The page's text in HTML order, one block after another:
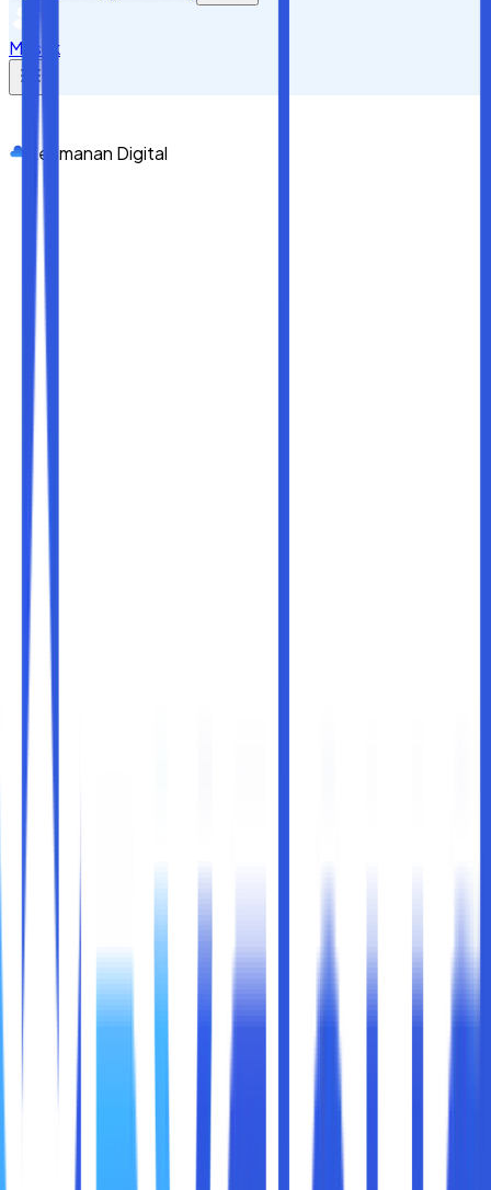
Masuk
Keamanan Digital